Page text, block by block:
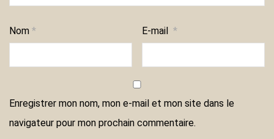
Nom * E-mail*
Enregistrer mon nom, mon e-mail et mon site dans le
navigateur pour mon prochain commentaire.